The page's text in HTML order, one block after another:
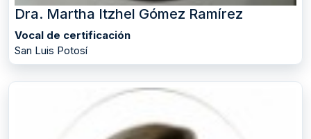
Dra. Martha Itzhel Gómez Ramírez
Vocal de certificación
San Luis Potosí